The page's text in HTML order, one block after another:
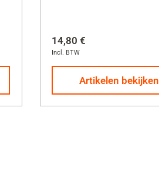
14,80 €
Incl. BTW
Artikelen bekijken